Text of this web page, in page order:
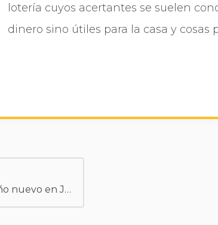
loterí­a cuyos acertantes se suelen
dinero sino útiles para la casa y cosas
Navidad y año nuevo en Japón (III): Jumbo Takarakuji, la lotería fin de año japonesa